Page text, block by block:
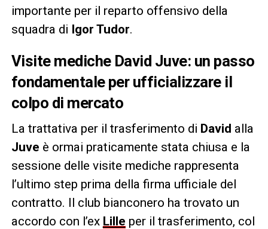
importante per il reparto offensivo della
squadra di Igor Tudor.
Visite mediche David Juve: un passo
fondamentale per ufficializzare il
colpo di mercato
La trattativa per il trasferimento di David alla
Juve è ormai praticamente stata chiusa e la
sessione delle visite mediche rappresenta
l’ultimo step prima della firma ufficiale del
contratto. Il club bianconero ha trovato un
accordo con l’ex Lille per il trasferimento, col